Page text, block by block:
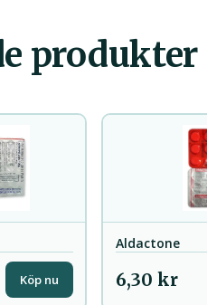
produkter
Köp nu
Aldactone
6,30 kr